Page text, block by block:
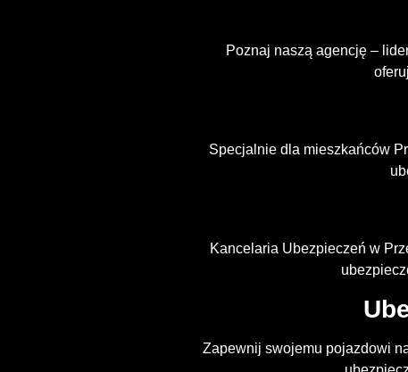
Poznaj naszą agencję –
Specjalnie dla mieszkańców
Kancelaria Ubezpieczeń w
Zapewnij swojemu pojazdowi